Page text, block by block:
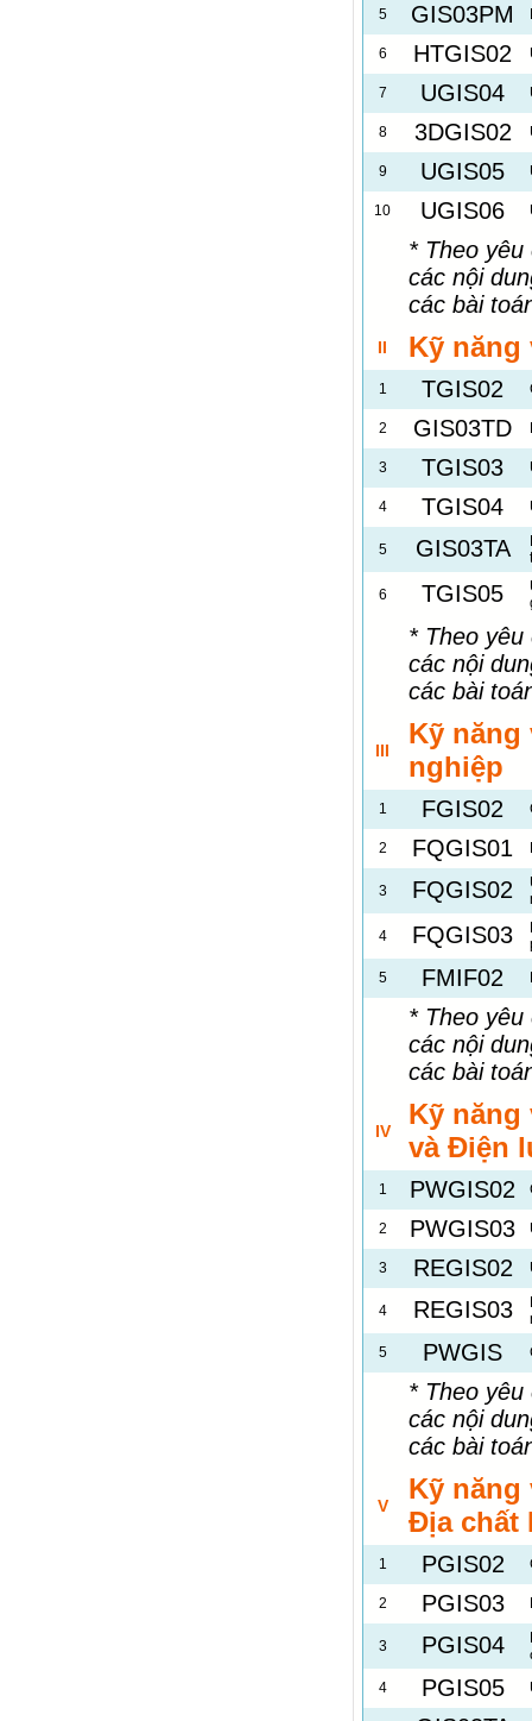
5 GIS03PM
6 HTGIS02
7 UGIS04
8 3DGIS02
9 UGIS05
10 UGIS06
* Theo
các nội
các bài
II Kỹ năng
1 TGIS02
2 GIS03TD
3 TGIS03
4 TGIS04
5 GIS03TA
6 TGIS05
* Theo
các nội
các bài
III
Kỹ năng
nghiệp
1 FGIS02
2 FQGIS01
3 FQGIS02
4 FQGIS03
5
FMIF02
* Theo
các nội
các bài
IV
Kỹ năng
và Điện
1 PWGIS02
2 PWGIS03
3 REGIS02
4 REGIS03
5
PWGIS
* Theo
các nội
các bài
V
Kỹ năng
Địa chất
1 PGIS02
2 PGIS03
3 PGIS04
4
PGIS05